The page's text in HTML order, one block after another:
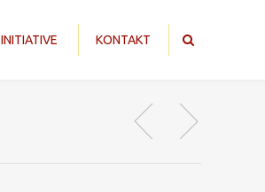
INITIATIVE KONTAKT